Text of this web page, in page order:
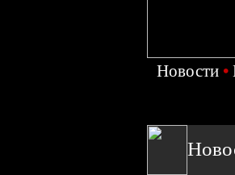
Новости •